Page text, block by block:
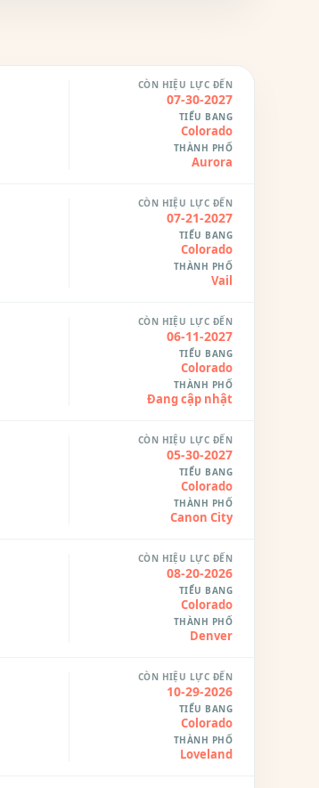
CÒN HIỆU LỰC ĐẾN
07-30-2027
TIỂU BANG
Colorado
THÀNH PHỐ
Aurora
CÒN HIỆU LỰC ĐẾN
07-21-2027
TIỂU BANG
Colorado
THÀNH PHỐ
Vail
CÒN HIỆU LỰC ĐẾN
06-11-2027
TIỂU BANG
Colorado
THÀNH PHỐ
Đang cập nhật
CÒN HIỆU LỰC ĐẾN
05-30-2027
TIỂU BANG
Colorado
THÀNH PHỐ
Canon City
CÒN HIỆU LỰC ĐẾN
08-20-2026
TIỂU BANG
Colorado
THÀNH PHỐ
Denver
CÒN HIỆU LỰC ĐẾN
10-29-2026
TIỂU BANG
Colorado
THÀNH PHỐ
Loveland